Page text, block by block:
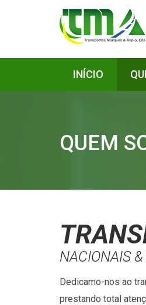
INÍCIO
QUEM
NACIONAIS
Dedicamo-nos ao
prestando total